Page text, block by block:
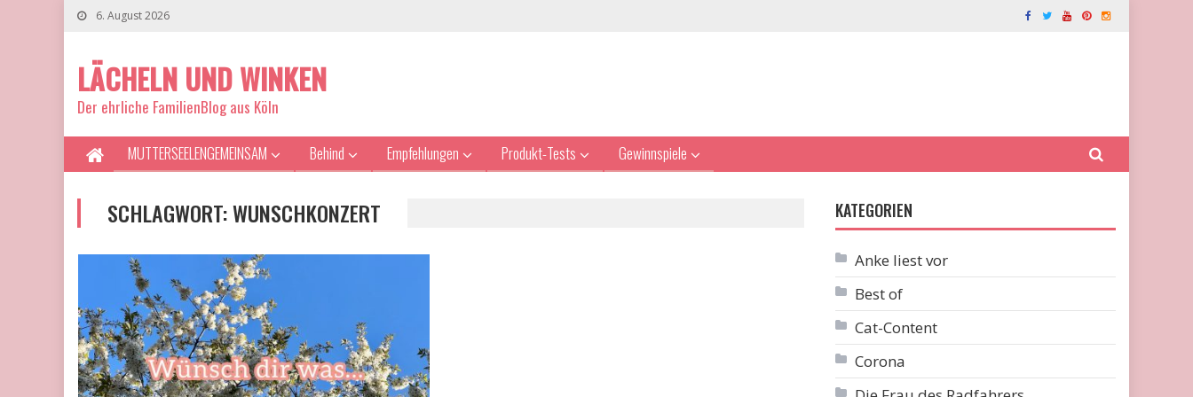
6. August 2026
LÄCHELN UND WINKEN
Der ehrliche FamilienBlog aus Köln
MUTTERSEELENGEMEINSAM Behind Empfehlungen Produkt-Tests Gewinnspiele
SCHLAGWORT:WUNSCHKONZERT KATEGORIEN
Anke liest vor
Best of
Cat-Content
Corona